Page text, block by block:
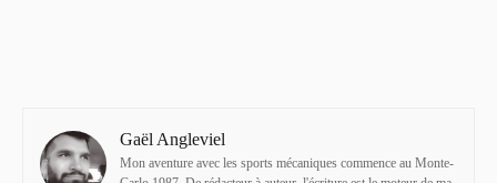
Gaël Angleviel
Mon aventure avec les sports mécaniques commence au Monte-